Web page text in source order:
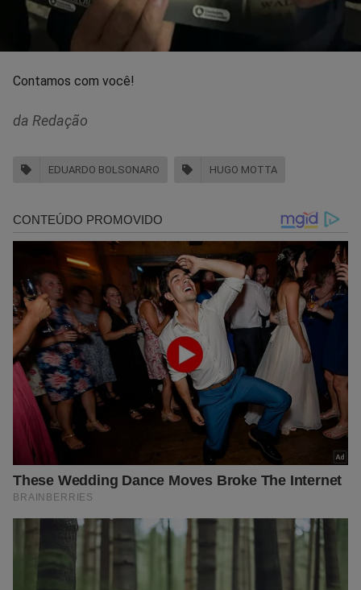
Contamos com você!
da Redação
EDUARDO BOLSONARO HUGO MOTTA